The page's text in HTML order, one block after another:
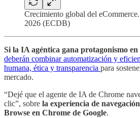
Crecimiento global del
2026 (ECDB)
Si la IA agéntica gana protagonismo en
deberán combinar automatización y
humana, ética y transparencia para
mercado.
“Dejé que el agente de IA de Chrome
clic”, sobre la experiencia de
Browse en Chrome de Google.